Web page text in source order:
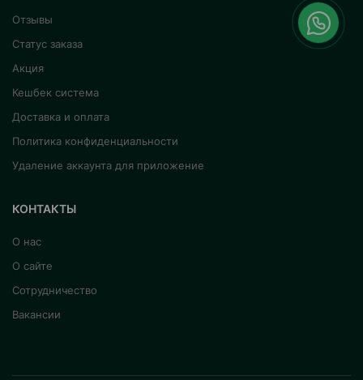
Отзывы
Статус заказа
Акция
Кешбек система
Доставка и оплата
Политика конфиденциальности
Удаление аккаунта для приложение
КОНТАКТЫ
О нас
О сайте
Сотрудничество
Вакансии